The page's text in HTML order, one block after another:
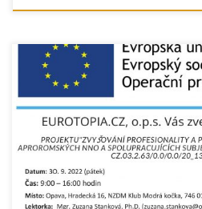
Přihláška ke stažení ZDE.